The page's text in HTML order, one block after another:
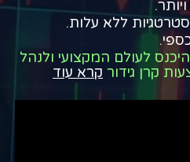
ללא עלות.
לעולם המקצועי ולנהל
קרן גידור קרא עוד